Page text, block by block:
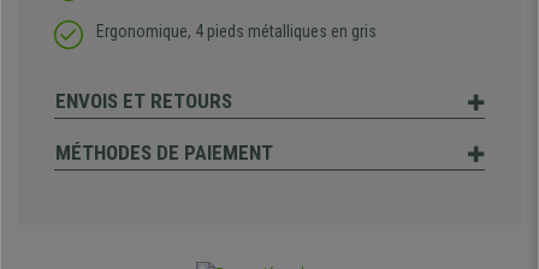
Ergonomique, 4 pieds métalliques en gris
ENVOIS ET RETOURS
MÉTHODES DE PAIEMENT